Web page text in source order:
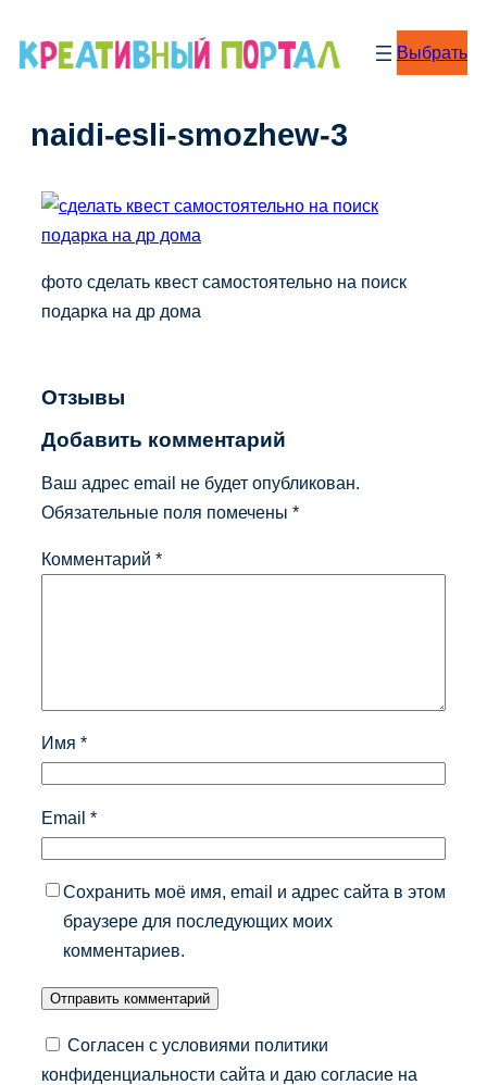
Выбрать
naidi-esli-smozhew-3
фото сделать квест самостоятельно на поиск
подарка на др дома
Отзывы
Добавить комментарий
Ваш адрес email не будет опубликован.
Обязательные поля помечены *
Комментарий *
Имя *
Email *
Сохранить моё имя, email и адрес сайта в этом
браузере для последующих моих
комментариев.
Согласен с условиями политики
конфиденциальности сайта и даю согласие на